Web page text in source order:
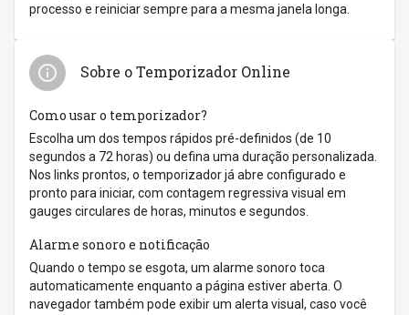
processo e reiniciar sempre para a mesma janela longa.
Sobre o Temporizador Online
Como usar o temporizador?
Escolha um dos tempos rápidos pré-definidos (de 10
segundos a 72 horas) ou defina uma duração personalizada.
Nos links prontos, o temporizador já abre configurado e
pronto para iniciar, com contagem regressiva visual em
gauges circulares de horas, minutos e segundos.
Alarme sonoro e notificação
Quando o tempo se esgota, um alarme sonoro toca
automaticamente enquanto a página estiver aberta. O
navegador também pode exibir um alerta visual, caso você